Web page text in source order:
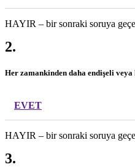
HAYIR – bir sonraki soruya
2.
Her zamankinden daha endişeli
EVET
HAYIR – bir sonraki soruya
3.